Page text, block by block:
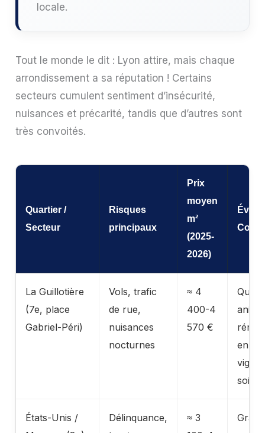
locale.
Tout le monde le dit : Lyon attire, mais chaque
arrondissement a sa réputation ! Certains
secteurs cumulent sentiment d’insécurité,
nuisances et précarité, tandis que d’autres sont
très convoités.
Quartier /
Secteur
Risques
principaux
Prix
moyen
m²
(2025-
2026)
La Guillotière
(7e, place
Gabriel-Péri)
Vols, trafic
de rue,
nuisances
nocturnes
≈ 4
400-4
570 €
en
soir
États-Unis /
Délinquance,
≈ 3